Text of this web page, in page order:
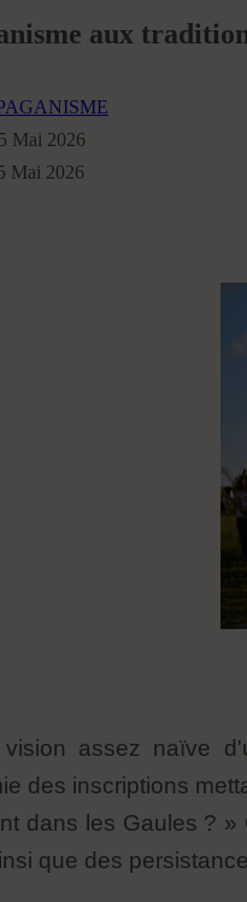
aux
Mai 2026
Mai 2026
assez naïve
des inscriptions
dans les Gaules ?
que des